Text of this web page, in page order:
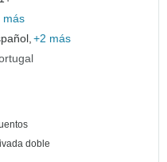
más
+2 más
doble